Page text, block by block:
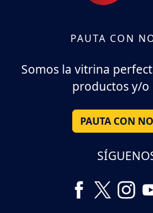
PAUTA CON
Somos la vitrina
productos y/o
PAUTA CON